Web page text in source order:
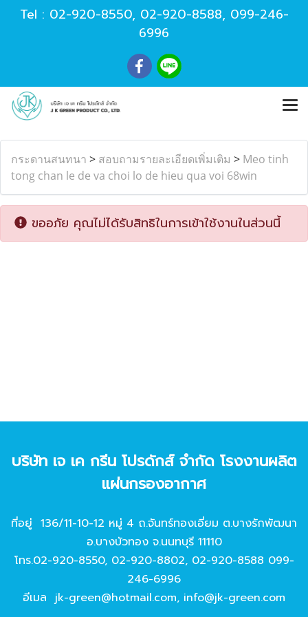
Tel : 02-920-8550, 02-920-8588, 099-246-
6996
กระดานสนทนา > สอบถามรายละเอียดเพิ่มเติม > Meo tinh
tong chan le de va choi lo de hieu qua voi 68win
ขออภัย คุณไม่ได้รับสิทธิในการเข้าใช้งานในส่วนนี้
บริษัท เจ เค กรีน โปรดักส์ จํากัด โรงงานผลิต
แผ่นกรองอากาศ
ที่อยู่ 136/11-10-12 หมู่ 4 ถ.จันทร์ทองเอี่ยม ต.บางรักพัฒนา
อ.บางบัวทอง จ.นนทบุรี 11110
โทร.02-920-8550, 02-920-8802, 02-920-8588 099-
246-6996
อีเมล jk-green@hotmail.com, info@jk-green.com